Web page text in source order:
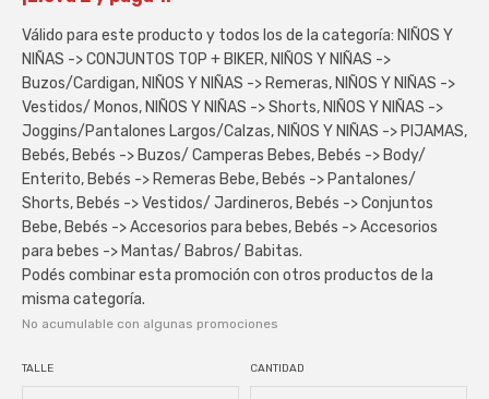
Válido para este producto y todos los de la categoría: NIÑOS Y
NIÑAS -> CONJUNTOS TOP + BIKER, NIÑOS Y NIÑAS ->
Buzos/Cardigan, NIÑOS Y NIÑAS -> Remeras, NIÑOS Y NIÑAS ->
Vestidos/ Monos, NIÑOS Y NIÑAS -> Shorts, NIÑOS Y NIÑAS ->
Joggins/Pantalones Largos/Calzas, NIÑOS Y NIÑAS -> PIJAMAS,
Bebés, Bebés -> Buzos/ Camperas Bebes, Bebés -> Body/
Enterito, Bebés -> Remeras Bebe, Bebés -> Pantalones/
Shorts, Bebés -> Vestidos/ Jardineros, Bebés -> Conjuntos
Bebe, Bebés -> Accesorios para bebes, Bebés -> Accesorios
para bebes -> Mantas/ Babros/ Babitas.
Podés combinar esta promoción con otros productos de la
misma categoría.
No acumulable con algunas promociones
TALLE CANTIDAD